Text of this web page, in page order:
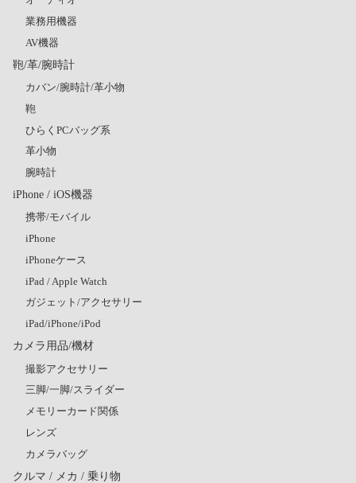
業務用機器
AV機器
鞄/革/腕時計
カバン/腕時計/革小物
鞄
ひらくPCバッグ系
革小物
腕時計
iPhone / iOS機器
携帯/モバイル
iPhone
iPhoneケース
iPad / Apple Watch
ガジェット/アクセサリー
iPad/iPhone/iPod
カメラ用品/機材
撮影アクセサリー
三脚/一脚/スライダー
メモリーカード関係
レンズ
カメラバッグ
クルマ / メカ / 乗り物